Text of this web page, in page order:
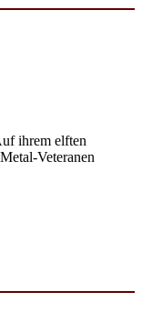
ihrem elften
Veteranen